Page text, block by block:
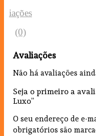
iações
(0)
Avaliações
Não há avaliações
Seja o primeiro a
Luxo”
O seu endereço de e-
obrigatórios são